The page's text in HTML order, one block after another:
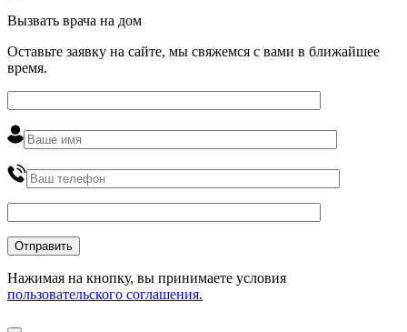
Вызвать врача на дом
Оставьте заявку на сайте, мы свяжемся с вами в ближайшее
время.
Нажимая на кнопку, вы принимаете условия
пользовательского соглашения.